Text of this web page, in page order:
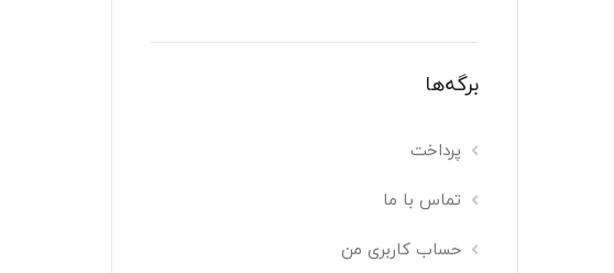
برگه‌ها
پرداخت
تماس با ما
حساب کاربری من